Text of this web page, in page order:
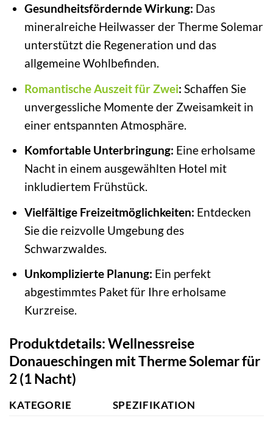
Gesundheitsfördernde Wirkung: Das
mineralreiche Heilwasser der Therme Solemar
unterstützt die Regeneration und das
allgemeine Wohlbefinden.
Romantische Auszeit für Zwei: Schaffen Sie
unvergessliche Momente der Zweisamkeit in
einer entspannten Atmosphäre.
Komfortable Unterbringung: Eine erholsame
Nacht in einem ausgewählten Hotel mit
inkludiertem Frühstück.
Vielfältige Freizeitmöglichkeiten: Entdecken
Sie die reizvolle Umgebung des
Schwarzwaldes.
Unkomplizierte Planung: Ein perfekt
abgestimmtes Paket für Ihre erholsame
Kurzreise.
Produktdetails: Wellnessreise
Donaueschingen mit Therme Solemar für
2 (1 Nacht)
KATEGORIE SPEZIFIKATION